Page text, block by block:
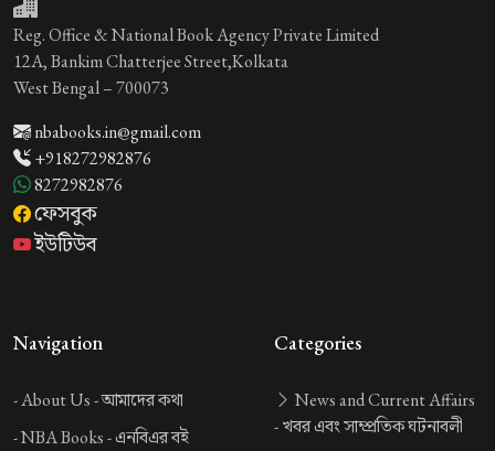
Reg. Office & National Book Agency Private Limited
12A, Bankim Chatterjee Street,Kolkata
West Bengal – 700073
nbabooks.in@gmail.com
+918272982876
8272982876
ফেসবুক
ইউটিউব
Navigation
-About Us -আমাদের কথা
-NBA Books -এনবিএর বই
Categories
News and Current Affairs
-খবর এবং সাম্প্রতিক ঘটনাবলী